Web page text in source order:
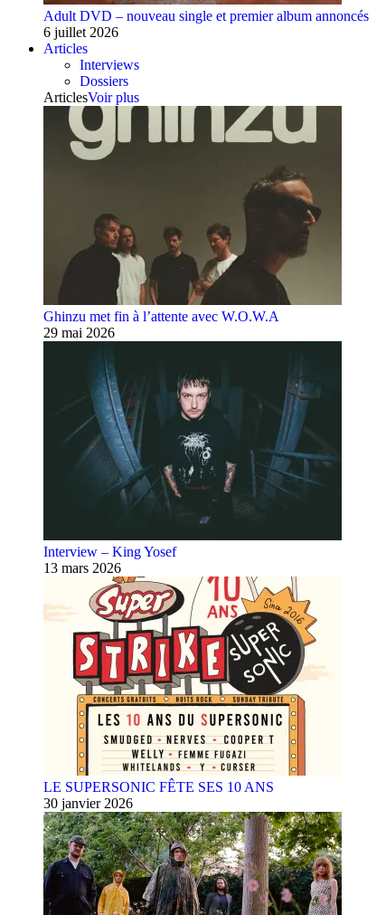
Adult DVD – nouveau single et premier album annoncés
6 juillet 2026
Articles
Interviews
Dossiers
ArticlesVoir plus
Ghinzu met fin à l’attente avec W.O.W.A
29 mai 2026
Interview – King Yosef
13 mars 2026
LE SUPERSONIC FÊTE SES 10 ANS
30 janvier 2026